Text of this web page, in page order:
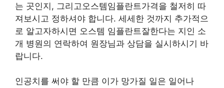
는 곳인지, 그리고오스템임플란트가격을 철저히 따
져보시고 정하셔야 합니다. 세세한 것까지 추가적으
로 알고자하시면 오스템 임플란트잘한다는 지인 소
개 병원의 연락하여 원장님과 상담을 실시하시기 바
랍니다.
인공치를 써야 할 만큼 이가 망가질 일은 일어나